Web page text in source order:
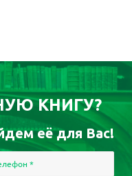
КНИГУ?
её для Вас!
*